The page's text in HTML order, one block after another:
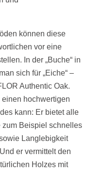
können diese
vor eine
In der „Buche“ in
sich für „Eiche“ –
Authentic Oak.
hochwertigen
kann: Er bietet alle
Beispiel schnelles
Langlebigkeit
er vermittelt den
Holzes mit